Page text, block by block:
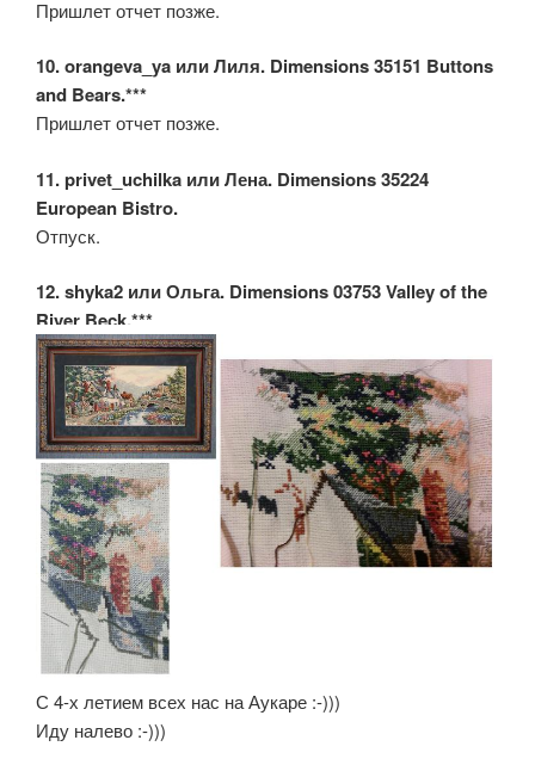
Пришлет отчет позже.
10. orangeva_ya или Лиля. Dimensions 35151 Buttons
and Bears.***
Пришлет отчет позже.
11. privet_uchilka или Лена. Dimensions 35224
European Bistro.
Отпуск.
12. shyka2 или Ольга. Dimensions 03753 Valley of the
River Beck.***
С 4-х летием всех нас на Аукаре :-)))
Иду налево :-)))